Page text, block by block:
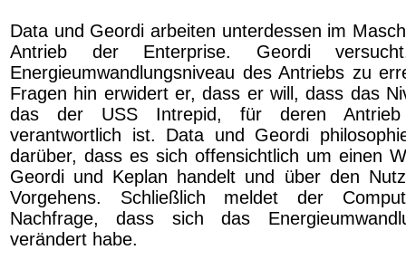
Data und Geordi arbeiten unterdessen im
Antrieb der Enterprise. Geordi
Energieumwandlungsniveau des Antriebs zu
Fragen hin erwidert er, dass er will, dass das
das der USS Intrepid, für deren Antrieb
verantwortlich ist. Data und Geordi
darüber, dass es sich offensichtlich um einen
Geordi und Keplan handelt und über den
Vorgehens. Schließlich meldet der
Nachfrage, dass sich das
verändert habe.